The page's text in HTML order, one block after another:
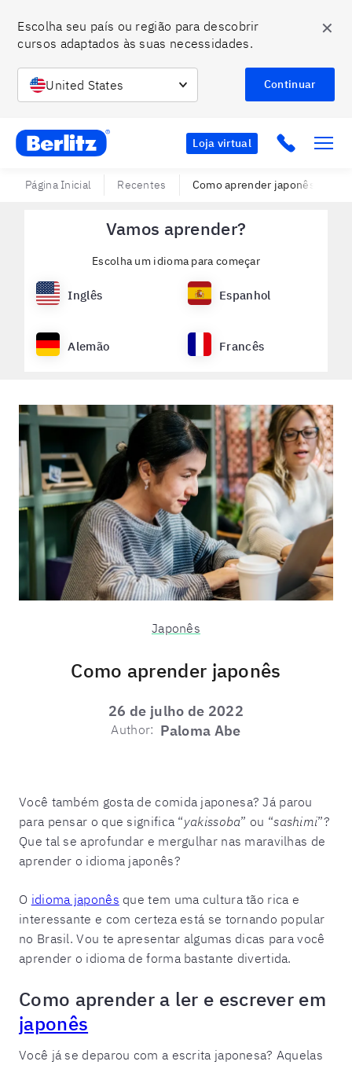
Escolha seu país ou região para descobrir
cursos adaptados às suas necessidades.
United States Continuar
✕
Berlitz BR Loja virtual Click to
Página Inicial Recentes Como aprender japonês
Vamos aprender?
Escolha um idioma para começar
Inglês Espanhol
Alemão Francês
Japonês
Como aprender japonês
26 de julho de 2022
Author: Paloma Abe
Você também gosta de comida japonesa? Já parou
para pensar o que significa “yakissoba” ou “sashimi”?
Que tal se aprofundar e mergulhar nas maravilhas de
aprender o idioma japonês?
O idioma japonês que tem uma cultura tão rica e
interessante e com certeza está se tornando popular
no Brasil. Vou te apresentar algumas dicas para você
aprender o idioma de forma bastante divertida.
Como aprender a ler e escrever em
japonês
Você já se deparou com a escrita japonesa? Aquelas